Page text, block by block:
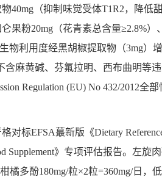
40mg（抑制味觉受体T1R2，降低
果粉20mg（花青素总含量≥2.8%
物利用度经黑胡椒提取物（3mg）
含麻黄碱、芬氟拉明、西布曲明等
Regulation (EU) No 432/2012全部
对标EFSA蕞新版《Dietary
Supplement》专项评估报告。左
柑橘多酚180mg/粒×2粒=360mg/日